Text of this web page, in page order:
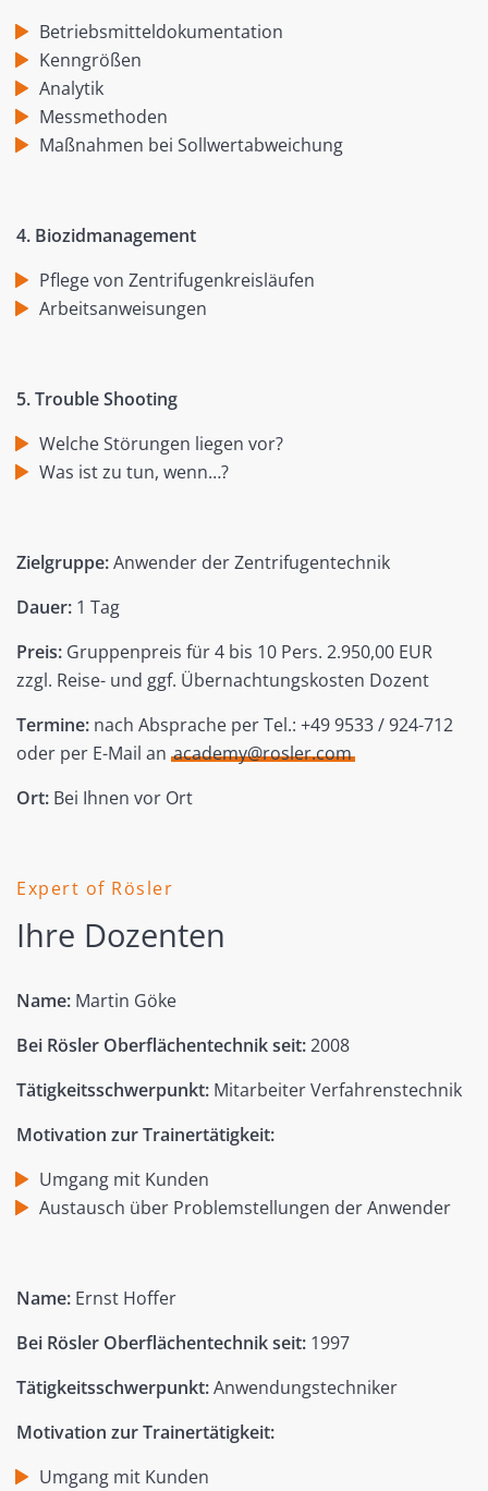
Betriebsmitteldokumentation
Kenngrößen
Analytik
Messmethoden
Maßnahmen bei Sollwertabweichung
4. Biozidmanagement
Pflege von Zentrifugenkreisläufen
Arbeitsanweisungen
5. Trouble Shooting
Welche Störungen liegen vor?
Was ist zu tun, wenn…?
Zielgruppe:Anwender der Zentrifugentechnik
Dauer: 1 Tag
Preis: Gruppenpreis für 4 bis 10 Pers. 2.950,00 EUR
zzgl. Reise- und ggf. Übernachtungskosten Dozent
Termine: nach Absprache per Tel.: +49 9533 / 924-712
oder per E-Mail an academy@rosler.com
Ort: Bei Ihnen vor Ort
Expert of Rösler
Ihre Dozenten
Name: Martin Göke
Bei Rösler Oberflächentechnik seit:2008
Tätigkeitsschwerpunkt: Mitarbeiter Verfahrenstechnik
Motivation zur Trainertätigkeit:
Umgang mit Kunden
Austausch über Problemstellungen der Anwender
Name: Ernst Hoffer
Bei Rösler Oberflächentechnik seit: 1997
Tätigkeitsschwerpunkt:Anwendungstechniker
Motivation zur Trainertätigkeit:
Umgang mit Kunden